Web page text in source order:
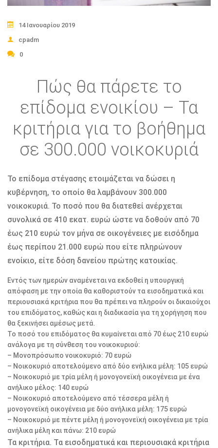
14 Ιανουαρίου 2019
cpadm
0
Πώς θα πάρετε το
επίδομα ενοικίου – Τα
κριτήρια για το βοήθημα
σε 300.000 νοικοκυριά
Το επίδομα στέγασης ετοιμάζεται να δώσει η
κυβέρνηση, το οποίο θα λαμβάνουν 300.000
νοικοκυριά. Το ποσό που θα διατεθεί ανέρχεται
συνολικά σε 410 εκατ. ευρώ ώστε να δοθούν από 70
έως 210 ευρώ τον μήνα σε οικογένειες με εισόδημα
έως περίπου 21.000 ευρώ που είτε πληρώνουν
ενοίκιο, είτε δόση δανείου πρώτης κατοικίας.
Εντός των ημερών αναμένεται να εκδοθεί η υπουργική
απόφαση με την οποία θα καθοριστούν τα εισοδηματικά και
περιουσιακά κριτήρια που θα πρέπει να πληρούν οι δικαιούχοι
του επιδόματος, καθώς και η διαδικασία για τη χορήγηση που
θα ξεκινήσει αμέσως μετά.
Το ποσό του επιδόματος θα κυμαίνεται από 70 έως 210 ευρώ
ανάλογα με τη σύνθεση του νοικοκυριού:
– Μονοπρόσωπο νοικοκυριό: 70 ευρώ
– Νοικοκυριό αποτελούμενο από δύο ενήλικα μέλη: 105 ευρώ
– Νοικοκυριό με τρία μέλη ή μονογονεϊκή οικογένεια με ένα
ανήλικο μέλος: 140 ευρώ
– Νοικοκυριό αποτελούμενο από τέσσερα μέλη ή
μονογονεϊκή οικογένεια με δύο ανήλικα μέλη: 175 ευρώ
– Νοικοκυριό με πέντε μέλη ή μονογονεϊκή οικογένεια με τρία
ανήλικα μέλη και πάνω: 210 ευρώ
Τα κριτήρια. Τα εισοδηματικά και περιουσιακά κριτήρια